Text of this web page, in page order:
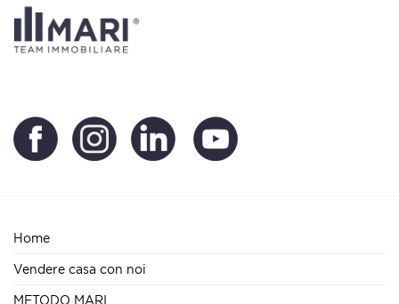
Home
Vendere casa con noi
METODO MARI